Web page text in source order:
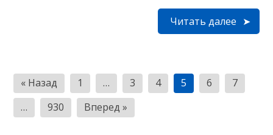
Читать далее
Пагинация
записей
« Назад 1 … 3 4 5 6
7
…
930 Вперед »